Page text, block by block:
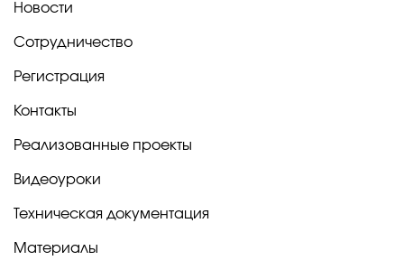
Новости
Сотрудничество
Регистрация
Контакты
Реализованные проекты
Видеоуроки
Техническая документация
Материалы